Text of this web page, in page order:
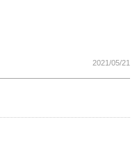
2021/05/21